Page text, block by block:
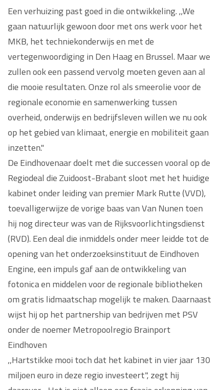
Een verhuizing past goed in die ontwikkeling. ,,We
gaan natuurlijk gewoon door met ons werk voor het
MKB, het techniekonderwijs en met de
vertegenwoordiging in Den Haag en Brussel. Maar we
zullen ook een passend vervolg moeten geven aan al
die mooie resultaten. Onze rol als smeerolie voor de
regionale economie en samenwerking tussen
overheid, onderwijs en bedrijfsleven willen we nu ook
op het gebied van klimaat, energie en mobiliteit gaan
inzetten."
De Eindhovenaar doelt met die successen vooral op de
Regiodeal die Zuidoost-Brabant sloot met het huidige
kabinet onder leiding van premier Mark Rutte (VVD),
toevalligerwijze de vorige baas van Van Nunen toen
hij nog directeur was van de Rijksvoorlichtingsdienst
(RVD). Een deal die inmiddels onder meer leidde tot de
opening van het onderzoeksinstituut de Eindhoven
Engine, een impuls gaf aan de ontwikkeling van
fotonica en middelen voor de regionale bibliotheken
om gratis lidmaatschap mogelijk te maken. Daarnaast
wijst hij op het partnership van bedrijven met PSV
onder de noemer Metropoolregio Brainport
Eindhoven
,,Hartstikke mooi toch dat het kabinet in vier jaar 130
miljoen euro in deze regio investeert", zegt hij